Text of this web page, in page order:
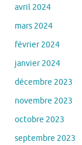
avril 2024
mars 2024
février 2024
janvier 2024
décembre 2023
novembre 2023
octobre 2023
septembre 2023